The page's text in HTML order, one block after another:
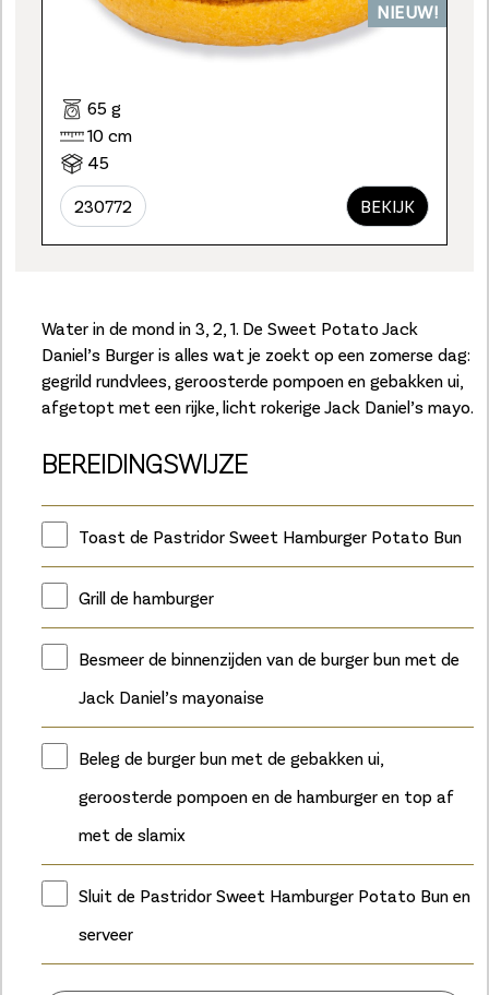
NIEUW!
65 g
10 cm
45
230772 BEKIJK
Water in de mond in 3, 2, 1. De Sweet Potato Jack
Daniel’s Burger is alles wat je zoekt op een zomerse dag:
gegrild rundvlees, geroosterde pompoen en gebakken ui,
afgetopt met een rijke, licht rokerige Jack Daniel’s mayo.
BEREIDINGSWIJZE
Toast de Pastridor Sweet Hamburger Potato Bun
Grill de hamburger
Besmeer de binnenzijden van de burger bun met de
Jack Daniel’s mayonaise
Beleg de burger bun met de gebakken ui,
geroosterde pompoen en de hamburger en top af
met de slamix
Sluit de Pastridor Sweet Hamburger Potato Bun en
serveer